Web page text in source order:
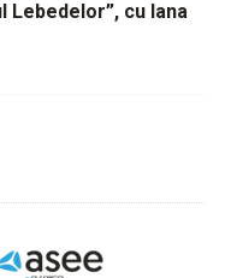
Lebedelor”, cu Iana